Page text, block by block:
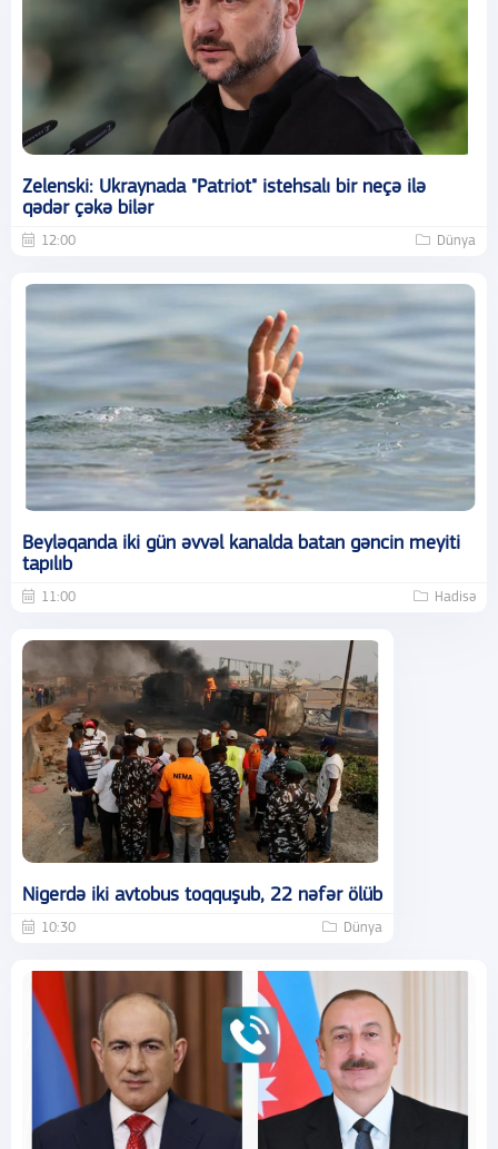
Zelenski: Ukraynada "Patriot" istehsalı bir neçə ilə
qədər çəkə bilər
12:00 Dünya
Beyləqanda iki gün əvvəl kanalda batan gəncin meyiti
tapılıb
11:00 Hadisə
Nigerdə iki avtobus toqquşub, 22 nəfər ölüb
10:30 Dünya